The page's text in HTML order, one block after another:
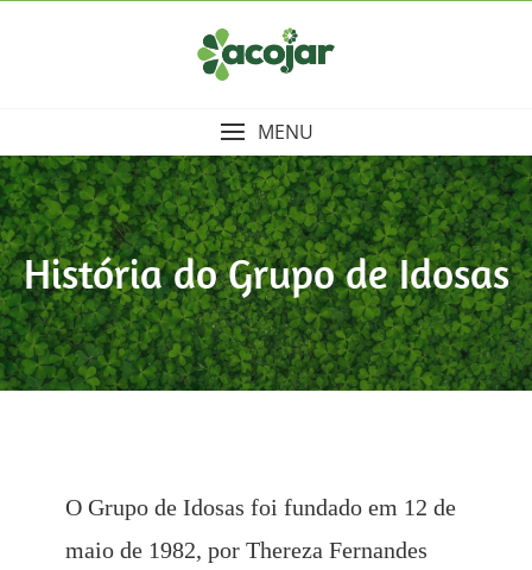
MENU
História do Grupo de Idosas
O Grupo de Idosas foi fundado em 12 de
maio de 1982, por Thereza Fernandes